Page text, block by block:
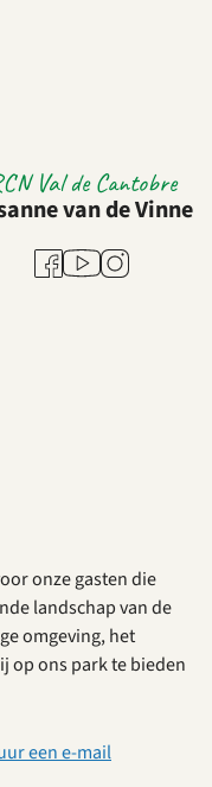
Val de Cantobre
van de Vinne
Facebook
YoutubeInstagram
onze gasten die
landschap van de
omgeving, het
op ons park te bieden
een e-mail